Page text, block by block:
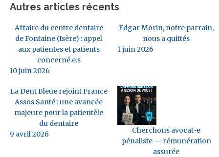
Autres articles récents
Affaire du centre dentaire
de Fontaine (Isère) : appel
aux patientes et patients
concerné.e.s
10 juin 2026
Edgar Morin, notre parrain,
nous a quittés
1 juin 2026
La Dent Bleue rejoint France
Assos Santé : une avancée
majeure pour la patientèle
du dentaire
9 avril 2026
Cherchons avocat•e
pénaliste — rémunération
assurée